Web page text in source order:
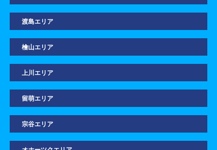
渡島エリア
檜山エリア
上川エリア
留萌エリア
宗谷エリア